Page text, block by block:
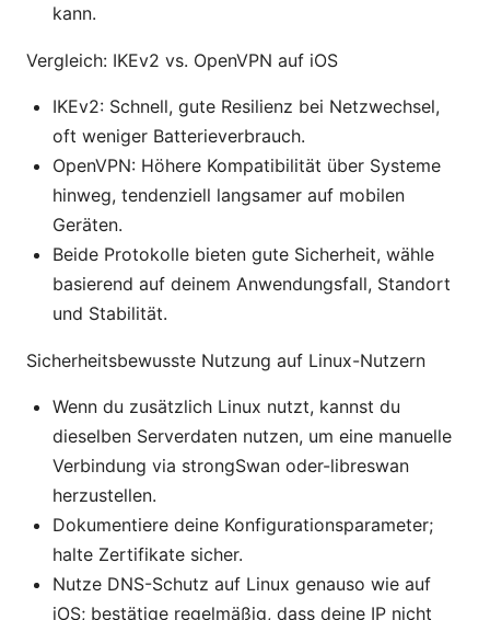
kann.
Vergleich: IKEv2 vs. OpenVPN auf iOS
IKEv2: Schnell, gute Resilienz bei Netzwechsel,
oft weniger Batterieverbrauch.
OpenVPN: Höhere Kompatibilität über Systeme
hinweg, tendenziell langsamer auf mobilen
Geräten.
Beide Protokolle bieten gute Sicherheit, wähle
basierend auf deinem Anwendungsfall, Standort
und Stabilität.
Sicherheitsbewusste Nutzung auf Linux-Nutzern
Wenn du zusätzlich Linux nutzt, kannst du
dieselben Serverdaten nutzen, um eine manuelle
Verbindung via strongSwan oder-libreswan
herzustellen.
Dokumentiere deine Konfigurationsparameter;
halte Zertifikate sicher.
Nutze DNS-Schutz auf Linux genauso wie auf
iOS; bestätige regelmäßig, dass deine IP nicht